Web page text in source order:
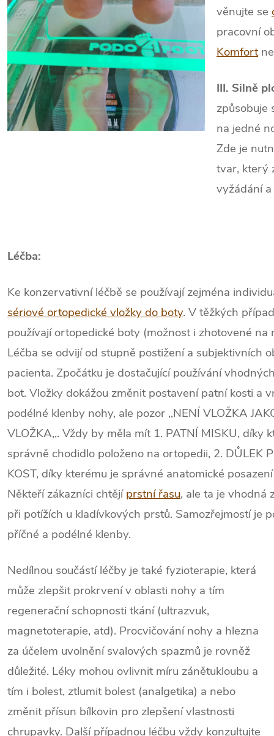
věnujte se
pracovní
Komfort
III. Silně
způsobuje
na jedné
Zde je
tvar, který
vyžádání
Léčba:
Ke konzervativní léčbě se používají zejména
sériové ortopedické vložky do boty. V těžkých
používají ortopedické boty (možnost i zhotovené na
Léčba se odvijí od stupně postižení a subjektivních
pacienta. Zpočátku je dostačující používání
bot. Vložky dokážou změnit postavení patní kosti a
podélné klenby nohy, ale pozor ,,NENÍ VLOŽKA
VLOŽKA,,. Vždy by měla mít 1. PATNÍ MISKU, díky
správně chodidlo položeno na ortopedii, 2. DŮLEK
KOST, díky kterému je správné anatomické
Někteří zákazníci chtějíprstní řasu, ale ta je vhodná
při potížích u kladívkových prstů. Samozřejmostí je
příčné a podélné klenby.
Nedílnou součástí léčby je také fyzioterapie, která
může zlepšit prokrvení v oblasti nohy a tím
regenerační schopnosti tkání (ultrazvuk,
magnetoterapie, atd). Procvičování nohy a hlezna
za účelem uvolnění svalových spazmů je rovněž
důležité. Léky mohou ovlivnit míru zánětukloubu a
tím i bolest, ztlumit bolest (analgetika) a nebo
změnit přísun bílkovin pro zlepšení vlastnosti
chrupavky. Další případnou léčbu vždy konzultujte